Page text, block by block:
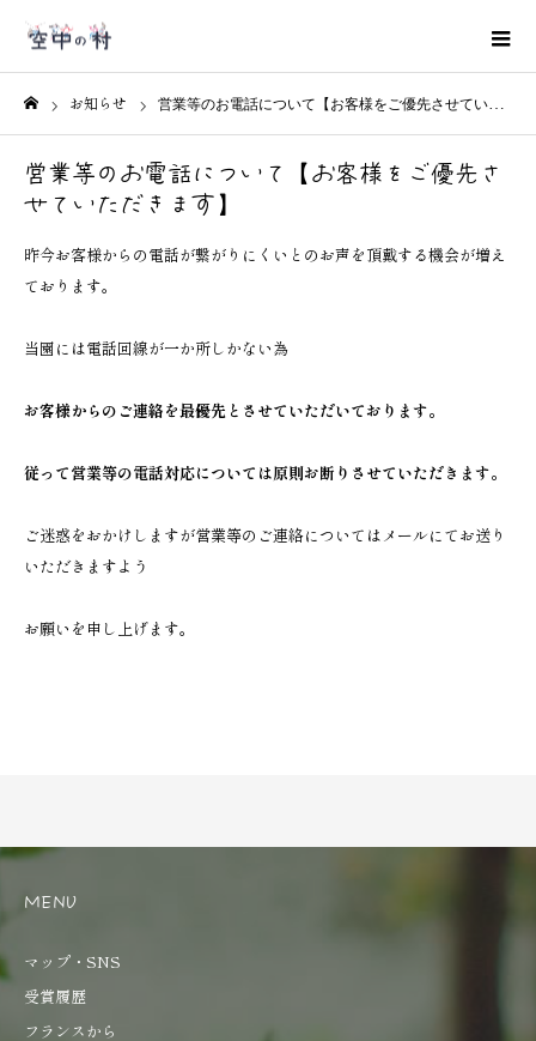
お知らせ 営業等のお電話について【お客様をご優先させていただきます】
営業等のお電話について【お客様をご優先さ
せていただきます】
昨今お客様からの電話が繋がりにくいとのお声を頂戴する機会が増え
ております。
当園には電話回線が一か所しかない為
お客様からのご連絡を最優先とさせていただいております。
従って営業等の電話対応については原則お断りさせていただきます。
ご迷惑をおかけしますが営業等のご連絡についてはメールにてお送り
いただきますよう
お願いを申し上げます。
MENU
マップ・SNS
受賞履歴
フランスから